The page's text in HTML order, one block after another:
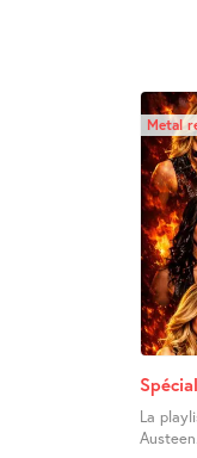
Metal
La